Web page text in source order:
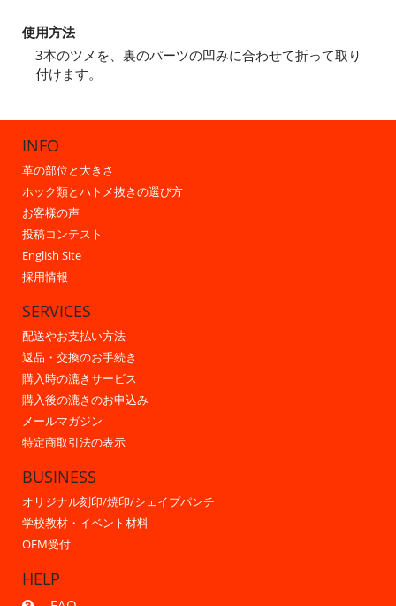
使用方法
3本のツメを、裏のパーツの凹みに合わせて折って取り
付けます。
INFO
革の部位と大きさ
ホック類とハトメ抜きの選び方
お客様の声
投稿コンテスト
English Site
採用情報
SERVICES
配送やお支払い方法
返品・交換のお手続き
購入時の漉きサービス
購入後の漉きのお申込み
メールマガジン
特定商取引法の表示
BUSINESS
オリジナル刻印/焼印/シェイプパンチ
学校教材・イベント材料
OEM受付
HELP